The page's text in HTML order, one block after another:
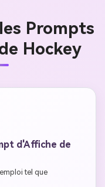
Prompts
Hockey
d'Affiche de
tel que